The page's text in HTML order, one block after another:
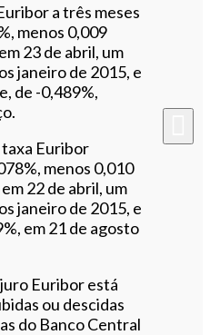
a três meses
menos 0,009
23 de abril, um
janeiro de 2015, e
de -0,489%,
taxa Euribor
menos 0,010
22 de abril, um
janeiro de 2015, e
em 21 de agosto
Euribor está
ou descidas
do Banco Central